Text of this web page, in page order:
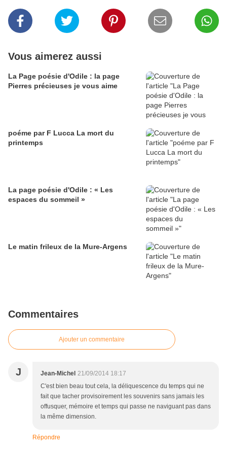
Vous aimerez aussi
La Page poésie d'Odile : la page
Pierres précieuses je vous aime
poéme par F Lucca La mort du
printemps
La page poésie d'Odile : « Les
espaces du sommeil »
Le matin frileux de la Mure-Argens
Commentaires
Ajouter un commentaire
J Jean-Michel 21/09/2014 18:17
C'est bien beau tout cela, la déliquescence du temps qui ne
fait que tacher provisoirement les souvenirs sans jamais les
offusquer, mémoire et temps qui passe ne naviguant pas dans
la même dimension.
Répondre